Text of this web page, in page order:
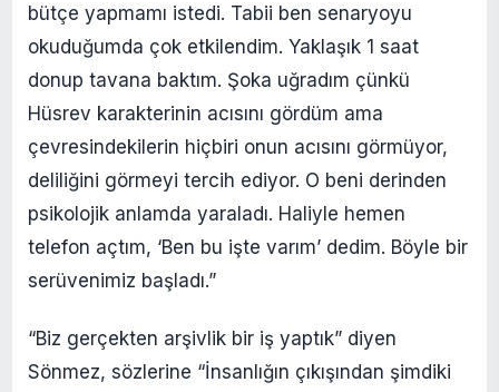
bütçe yapmamı istedi. Tabii ben senaryoyu
okuduğumda çok etkilendim. Yaklaşık 1 saat
donup tavana baktım. Şoka uğradım çünkü
Hüsrev karakterinin acısını gördüm ama
çevresindekilerin hiçbiri onun acısını görmüyor,
deliliğini görmeyi tercih ediyor. O beni derinden
psikolojik anlamda yaraladı. Haliyle hemen
telefon açtım, ‘Ben bu işte varım’ dedim. Böyle bir
serüvenimiz başladı.”
“Biz gerçekten arşivlik bir iş yaptık” diyen
Sönmez, sözlerine “İnsanlığın çıkışından şimdiki